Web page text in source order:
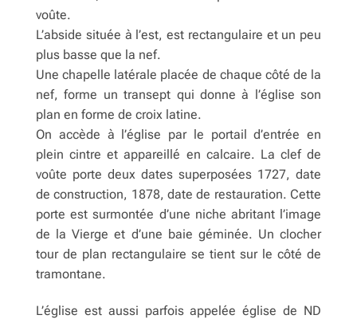
voûte.
L’abside située à l’est, est rectangulaire et un peu
plus basse que la nef.
Une chapelle latérale placée de chaque côté de la
nef, forme un transept qui donne à l’église son
plan en forme de croix latine.
On accède à l’église par le portail d’entrée en
plein cintre et appareillé en calcaire. La clef de
voûte porte deux dates superposées 1727, date
de construction, 1878, date de restauration. Cette
porte est surmontée d’une niche abritant l’image
de la Vierge et d’une baie géminée. Un clocher
tour de plan rectangulaire se tient sur le côté de
tramontane.
L’église est aussi parfois appelée église de ND